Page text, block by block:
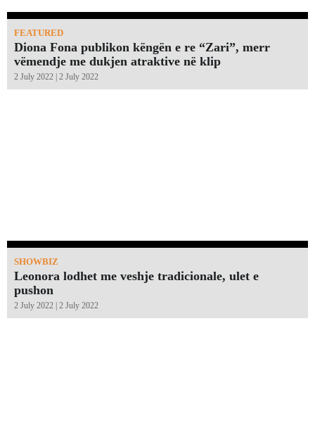
FEATURED
Diona Fona publikon këngën e re “Zari”, merr
vëmendje me dukjen atraktive në klip
2 July 2022 | 2 July 2022
SHOWBIZ
Leonora lodhet me veshje tradicionale, ulet e
pushon
2 July 2022 | 2 July 2022